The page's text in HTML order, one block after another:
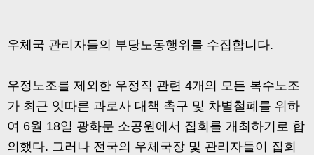
우체국 관리자들의 부당노동행위를 수집합니다.
우정노조를 제외한 우정직 관련 4개의 모든 복수노조
가 최근 잇따른 과로사 대책 촉구 및 차별철폐를 위하
여 6월 18일 광화문 소공원에서 집회를 개최하기로 합
의했다. 그러나 전국의 우체국장 및 관리자들이 집회